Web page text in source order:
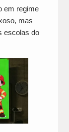
em regime
mas
escolas do